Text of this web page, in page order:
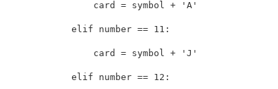
                card = symbol + 'A'
            elif number == 11:
                card = symbol + 'J'
            elif number == 12: